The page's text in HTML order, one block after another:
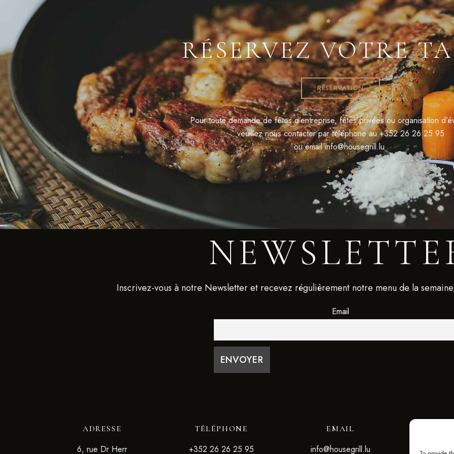
RÉSERVEZ VOTRE
RÉSERVATION
Pour toute demande de fêtes d’entreprise, fêtes privées ou organisation
veuillez nous contacter par téléphone au+352 26 26 25 95
ou emailinfo@housegrill.lu
Inscrivez-vous à notre Newsletter et recevez régulièrement notre menu de la
Email
ADRESSE
6, rue Dr Herr
TÉLÉPHONE
+352 26 26 25 95
EMAIL
info@housegrill.lu